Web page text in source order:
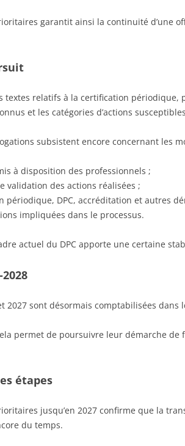
garantit ainsi la continuité d’une
relatifs à la certification périodique,
et les catégories d’actions
subsistent encore concernant les
à disposition des professionnels ;
validation des actions réalisées ;
périodique, DPC, accréditation et autres
impliquées dans le processus.
actuel du DPC apporte une certaine
2027 sont désormais comptabilisées
permet de poursuivre leur démarche
étapes
jusqu’en 2027 confirme que la
du temps.